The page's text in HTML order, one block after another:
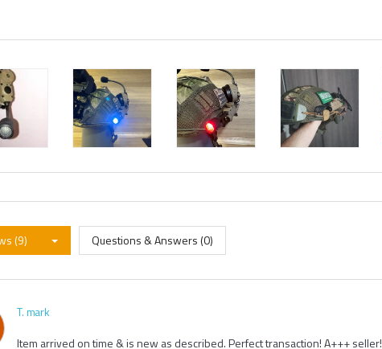
(9) Questions & Answers (0)
T. mark
Item arrived on time & is new as described. Perfect transaction! A+++ seller!